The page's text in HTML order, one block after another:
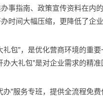
事指南、政策宣传资料在内
时间大幅压缩，更降低了企
包”，是优化营商环境的重
大礼包”是对企业需求的精准
”服务专班，提供全流程免